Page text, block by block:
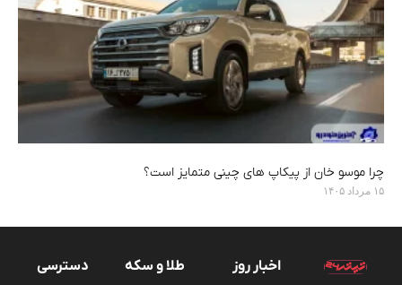
چرا موسو خان از پیکاپ های چینی متمایز است؟
۱۵ مرداد ۱۴۰۵
اخبار روز طلا و سکه
دسترسی